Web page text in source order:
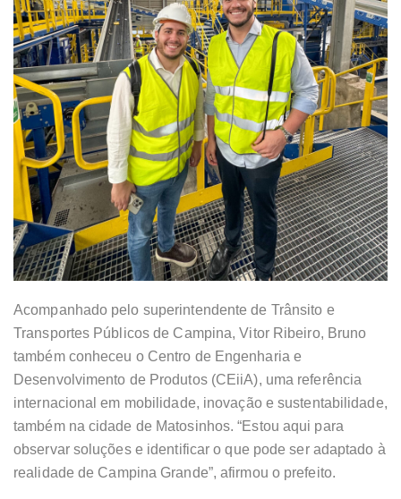
Acompanhado pelo superintendente de Trânsito e
Transportes Públicos de Campina, Vitor Ribeiro, Bruno
também conheceu o Centro de Engenharia e
Desenvolvimento de Produtos (CEiiA), uma referência
internacional em mobilidade, inovação e sustentabilidade,
também na cidade de Matosinhos. “Estou aqui para
observar soluções e identificar o que pode ser adaptado à
realidade de Campina Grande”, afirmou o prefeito.